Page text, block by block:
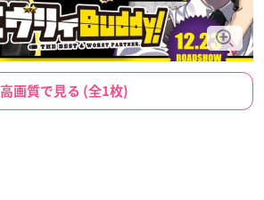
高画質で見る (全1枚)